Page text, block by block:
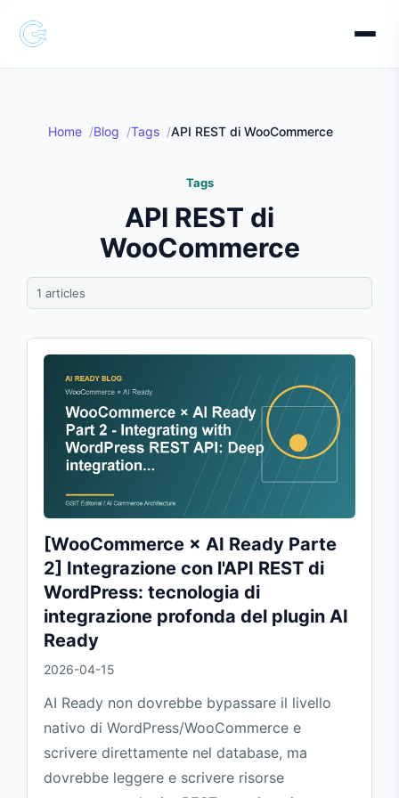
Home Blog Tags API REST di WooCommerce
Tags
API REST di
WooCommerce
1 articles
[WooCommerce × AI Ready Parte
2] Integrazione con l'API REST di
WordPress: tecnologia di
integrazione profonda del plugin AI
Ready
2026-04-15
AI Ready non dovrebbe bypassare il livello
nativo di WordPress/WooCommerce e
scrivere direttamente nel database, ma
dovrebbe leggere e scrivere risorse